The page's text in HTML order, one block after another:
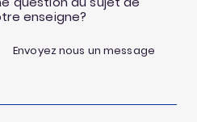
enseigne?
Envoyez nous un message